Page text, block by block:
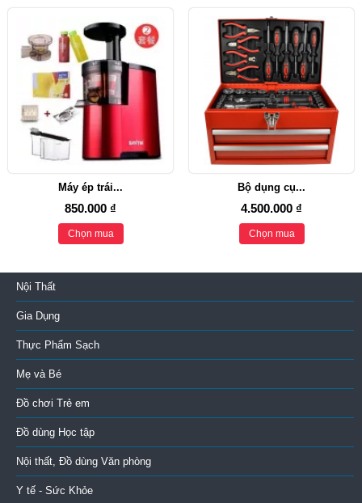
Máy ép trái...
850.000 ₫
Chọn mua
Bộ dụng cụ...
4.500.000 ₫
Chọn mua
Nội Thất
Gia Dụng
Thực Phẩm Sạch
Mẹ và Bé
Đồ chơi Trẻ em
Đồ dùng Học tập
Nội thất, Đồ dùng Văn phòng
Y tế - Sức Khỏe